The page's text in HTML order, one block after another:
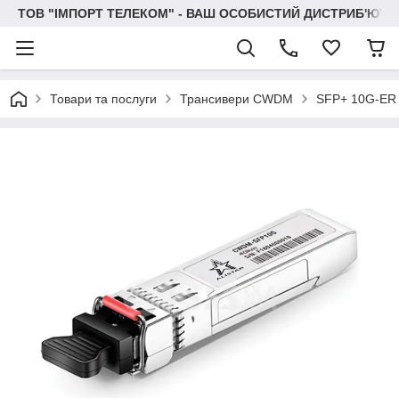
ТОВ "IМПОРТ ТЕЛЕКОМ" - ВАШ ОСОБИСТИЙ
Товари та послуги Трансивери CWDM SFP+ 10G-